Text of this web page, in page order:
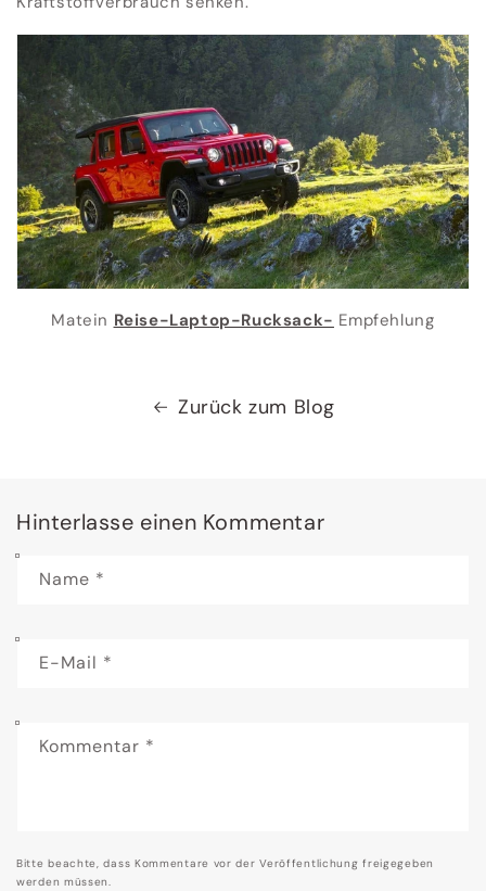
Matein Reise-Laptop-Rucksack- Empfehlung
Zurück zum Blog
Hinterlasse einen Kommentar
Name *
E-Mail *
Kommentar *
Bitte beachte, dass Kommentare vor der Veröffentlichung freigegeben
werden müssen.